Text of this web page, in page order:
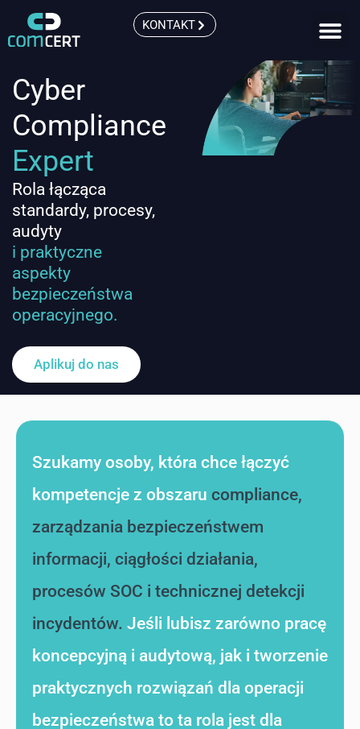
KONTAKT
Cyber
Compliance
Expert
Rola łącząca
standardy, procesy,
audyty
i praktyczne
aspekty
bezpieczeństwa
operacyjnego.
Aplikuj do nas
Szukamy osoby, która chce łączyć
kompetencje z obszaru compliance,
zarządzania bezpieczeństwem
informacji, ciągłości działania,
procesów SOC i technicznej detekcji
incydentów. Jeśli lubisz zarówno pracę
koncepcyjną i audytową, jak i tworzenie
praktycznych rozwiązań dla operacji
bezpieczeństwa to ta rola jest dla